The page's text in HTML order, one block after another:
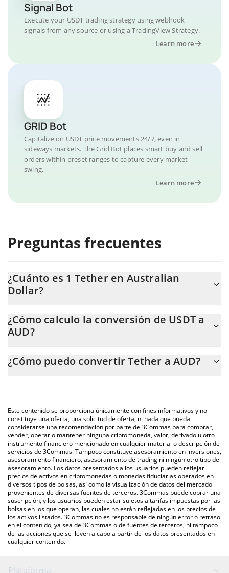
Signal Bot
Execute your USDT trading strategy using webhook
signals from any source or using a TradingView Strategy.
Learn more
GRID Bot
Capitalize on USDT price movements 24/7, even in
sideways markets. The Grid Bot places smart buy and sell
orders within preset ranges to capture every market
swing.
Learn more
Preguntas frecuentes
¿Cuánto es 1 Tether en Australian
Dollar?
En este momento, 1 Tether equivale a 1.42 AUD.
¿Cómo calculo la conversión de USDT a
AUD?
fácilmente el precio de conversión de USDT a AUD. Solo
También puedes utilizar nuestra tabla de precios de Tether que
se encuentra arriba para verificar el último precio de Tether en
las principales monedas fiduciarias y criptomonedas.
¿Cómo puedo convertir Tether a AUD?
otras.
Este contenido se proporciona únicamente con fines informativos y no
constituye una oferta, una solicitud de oferta, ni nada que pueda
considerarse una recomendación por parte de 3Commas para comprar,
vender, operar o mantener ninguna criptomoneda, valor, derivado u otro
instrumento financiero mencionado en cualquier material o descripción de
servicios de 3Commas. Tampoco constituye asesoramiento en inversiones,
asesoramiento financiero, asesoramiento de trading ni ningún otro tipo de
asesoramiento. Los datos presentados a los usuarios pueden reflejar
precios de activos en criptomonedas o monedas fiduciarias operados en
diversos tipos de bolsas, así como la visualización de datos del mercado
provenientes de diversas fuentes de terceros. 3Commas puede cobrar una
suscripción, y los usuarios pueden estar sujetos a tarifas impuestas por las
bolsas en los que operan, las cuales no están reflejadas en los precios de
los activos listados. 3Commas no es responsable de ningún error o retraso
en el contenido, ya sea de 3Commas o de fuentes de terceros, ni tampoco
de las acciones que se lleven a cabo a partir de los datos presentados en
cualquier contenido.
Plataforma